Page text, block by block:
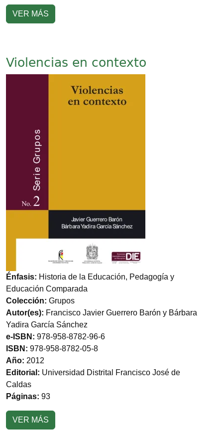
VER MÁS
Violencias en contexto
Énfasis: Historia de la Educación, Pedagogía y
Educación Comparada
Colección: Grupos
Autor(es): Francisco Javier Guerrero Barón y Bárbara
Yadira García Sánchez
e-ISBN: 978-958-8782-96-6
ISBN: 978-958-8782-05-8
Año: 2012
Editorial: Universidad Distrital Francisco José de
Caldas
Páginas: 93
VER MÁS